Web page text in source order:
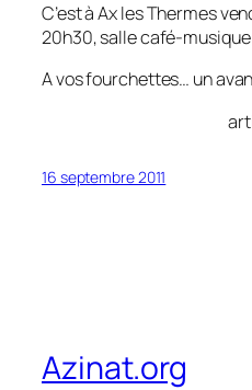
C’est à Ax les Thermes
20h30, salle café-
A vos fourchettes… un
16 septembre 2011
Azinat.org